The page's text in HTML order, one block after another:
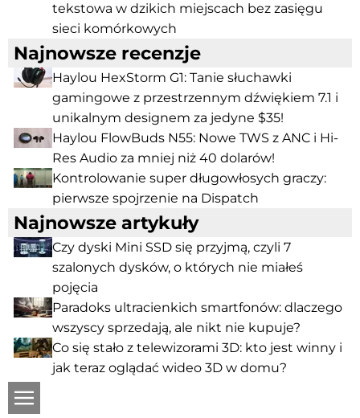
tekstowa w dzikich miejscach bez zasięgu
sieci komórkowych
Najnowsze recenzje
Haylou HexStorm G1: Tanie słuchawki
gamingowe z przestrzennym dźwiękiem 7.1 i
unikalnym designem za jedyne $35!
Haylou FlowBuds N55: Nowe TWS z ANC i Hi-
Res Audio za mniej niż 40 dolarów!
Kontrolowanie super długowłosych graczy:
pierwsze spojrzenie na Dispatch
Najnowsze artykuły
Czy dyski Mini SSD się przyjmą, czyli 7
szalonych dysków, o których nie miałeś
pojęcia
Paradoks ultracienkich smartfonów: dlaczego
wszyscy sprzedają, ale nikt nie kupuje?
Co się stało z telewizorami 3D: kto jest winny i
jak teraz oglądać wideo 3D w domu?